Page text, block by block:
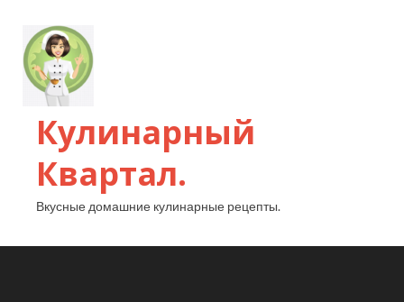
Кулинарный
Квартал.
Вкусные домашние кулинарные рецепты.